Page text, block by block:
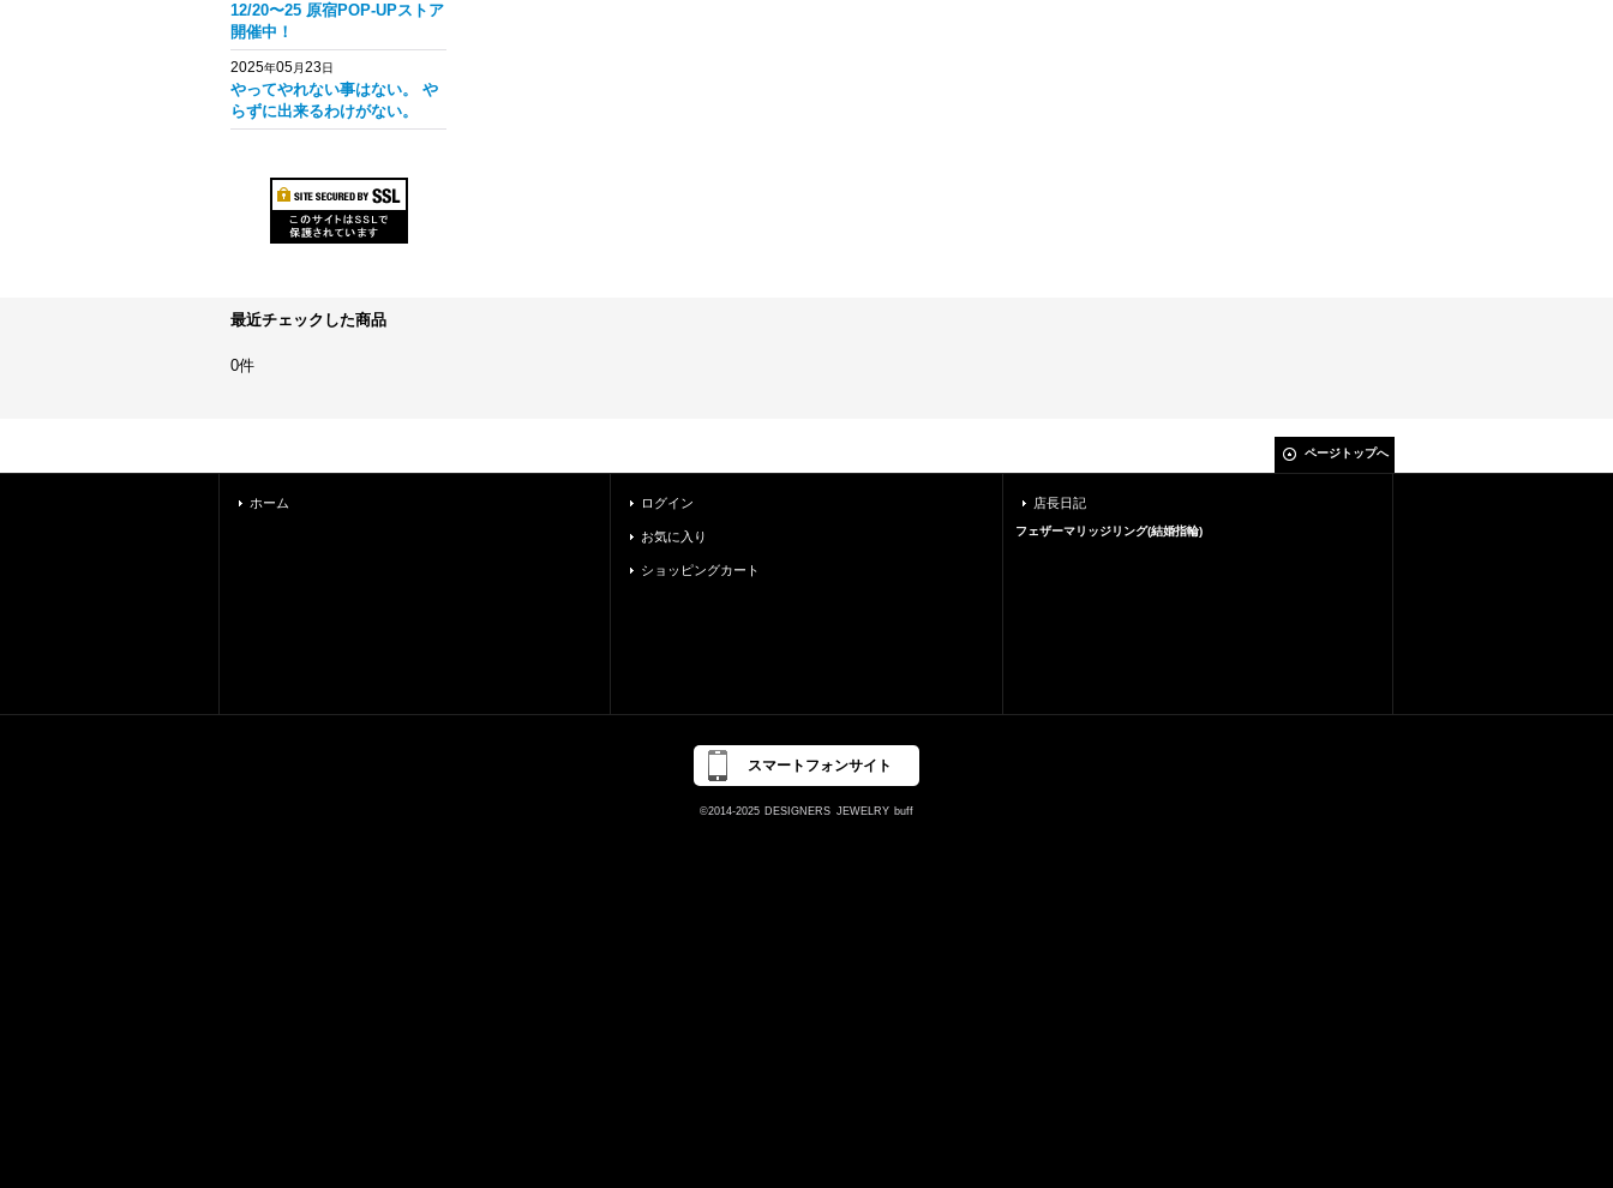
12/20〜25 原宿POP-UPストア
開催中！
2025年05月23日
やってやれない事はない。 や
らずに出来るわけがない。
最近チェックした商品
0件
ページトップへ
ホーム ログイン
お気に入り
ショッピングカート
店長日記
フェザーマリッジリング(結婚指輪)
スマートフォンサイト
©2014-2025 DESIGNERS JEWELRY buff